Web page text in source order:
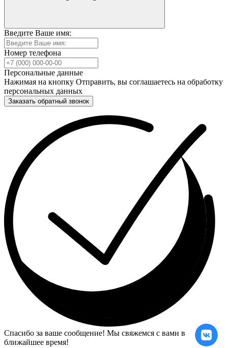
Введите Ваше имя:
Номер телефона
Персональные данные
Нажимая на кнопку Отправить, вы соглашаетесь на обработку
персональных данных
Заказать обратный звонок
Спасибо за ваше сообщение! Мы свяжемся с вами в
ближайшее время!